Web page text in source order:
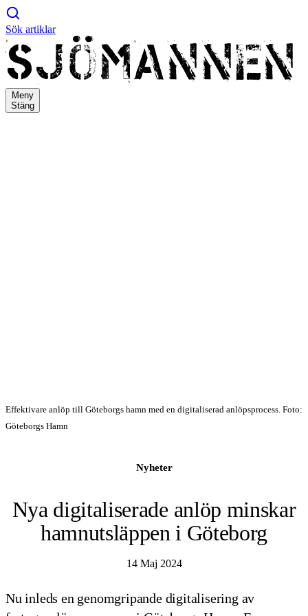
Sök artiklar
Meny
Stäng
Effektivare anlöp till Göteborgs hamn med en digitaliserad anlöpsprocess. Foto:
Göteborgs Hamn
Nyheter
Nya digitaliserade anlöp minskar
hamnutsläppen i Göteborg
14 Maj 2024
Nu inleds en genomgripande digitalisering av